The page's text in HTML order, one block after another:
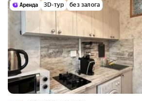
3D-тур без залога